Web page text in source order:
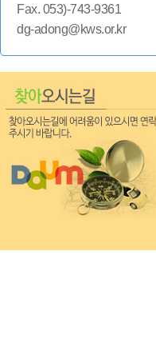
Fax. 053)-743-9361
dg-adong@kws.or.kr